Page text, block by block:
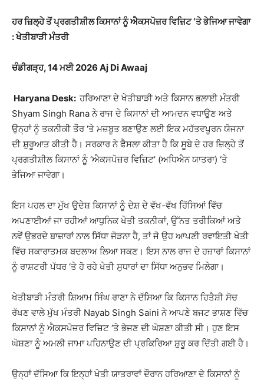
ਹਰ ਜ਼ਿਲ੍ਹੇ ਤੋਂ ਪ੍ਰਗਤੀਸ਼ੀਲ ਕਿਸਾਨਾਂ ਨੂੰ ਐਕਸਪੋਜ਼ਰ ਵਿਜ਼ਿਟ ‘ਤੇ ਭੇਜਿਆ ਜਾਵੇਗਾ
: ਖੇਤੀਬਾੜੀ ਮੰਤਰੀ
ਚੰਡੀਗੜ੍ਹ, 14 ਮਈ 2026 Aj Di Awaaj
Haryana Desk: ਹਰਿਆਣਾ ਦੇ ਖੇਤੀਬਾੜੀ ਅਤੇ ਕਿਸਾਨ ਭਲਾਈ ਮੰਤਰੀ
Shyam Singh Ranaਨੇ ਰਾਜ ਦੇ ਕਿਸਾਨਾਂ ਦੀ ਆਮਦਨ ਵਧਾਉਣ ਅਤੇ
ਉਨ੍ਹਾਂ ਨੂੰ ਤਕਨੀਕੀ ਤੌਰ ‘ਤੇ ਮਜ਼ਬੂਤ ਬਣਾਉਣ ਲਈ ਇਕ ਮਹੱਤਵਪੂਰਨ ਯੋਜਨਾ
ਦੀ ਸ਼ੁਰੂਆਤ ਕੀਤੀ ਹੈ। ਸਰਕਾਰ ਨੇ ਫੈਸਲਾ ਕੀਤਾ ਹੈ ਕਿ ਸੂਬੇ ਦੇ ਹਰ ਜ਼ਿਲ੍ਹੇ ਤੋਂ
ਪ੍ਰਗਤੀਸ਼ੀਲ ਕਿਸਾਨਾਂ ਨੂੰ ‘ਐਕਸਪੋਜ਼ਰ ਵਿਜ਼ਿਟ’ (ਅਧਿਐਨ ਯਾਤਰਾ) ‘ਤੇ
ਭੇਜਿਆ ਜਾਵੇਗਾ।
ਇਸ ਪਹਲ ਦਾ ਮੁੱਖ ਉਦੇਸ਼ ਕਿਸਾਨਾਂ ਨੂੰ ਦੇਸ਼ ਦੇ ਵੱਖ-ਵੱਖ ਹਿੱਸਿਆਂ ਵਿੱਚ
ਅਪਣਾਈਆਂ ਜਾ ਰਹੀਆਂ ਆਧੁਨਿਕ ਖੇਤੀ ਤਕਨੀਕਾਂ, ਉੱਨਤ ਤਰੀਕਿਆਂ ਅਤੇ
ਨਵੇਂ ਉਭਰਦੇ ਬਾਜ਼ਾਰਾਂ ਨਾਲ ਸਿੱਧਾ ਜੋੜਨਾ ਹੈ, ਤਾਂ ਜੋ ਉਹ ਆਪਣੀ ਰਵਾਇਤੀ ਖੇਤੀ
ਵਿੱਚ ਸਕਾਰਾਤਮਕ ਬਦਲਾਅ ਲਿਆ ਸਕਣ। ਇਸ ਨਾਲ ਰਾਜ ਦੇ ਹਜ਼ਾਰਾਂ ਕਿਸਾਨਾਂ
ਨੂੰ ਰਾਸ਼ਟਰੀ ਪੱਧਰ ‘ਤੇ ਹੋ ਰਹੇ ਖੇਤੀ ਸੁਧਾਰਾਂ ਦਾ ਸਿੱਧਾ ਅਨੁਭਵ ਮਿਲੇਗਾ।
ਖੇਤੀਬਾੜੀ ਮੰਤਰੀ ਸ਼ਿਆਮ ਸਿੰਘ ਰਾਣਾ ਨੇ ਦੱਸਿਆ ਕਿ ਕਿਸਾਨ ਹਿਤੈਸ਼ੀ ਸੋਚ
ਰੱਖਣ ਵਾਲੇ ਮੁੱਖ ਮੰਤਰੀ Nayab Singh Saini ਨੇ ਆਪਣੇ ਬਜਟ ਭਾਸ਼ਣ ਵਿੱਚ
ਕਿਸਾਨਾਂ ਨੂੰ ਐਕਸਪੋਜ਼ਰ ਵਿਜ਼ਿਟ ‘ਤੇ ਭੇਜਣ ਦੀ ਘੋਸ਼ਣਾ ਕੀਤੀ ਸੀ। ਹੁਣ ਇਸ
ਘੋਸ਼ਣਾ ਨੂੰ ਅਮਲੀ ਜਾਮਾ ਪਹਿਨਾਉਣ ਦੀ ਪ੍ਰਕਿਰਿਆ ਸ਼ੁਰੂ ਕਰ ਦਿੱਤੀ ਗਈ ਹੈ।
ਉਨ੍ਹਾਂ ਦੱਸਿਆ ਕਿ ਇਨ੍ਹਾਂ ਖੇਤੀ ਯਾਤਰਾਵਾਂ ਦੌਰਾਨ ਹਰਿਆਣਾ ਦੇ ਕਿਸਾਨਾਂ ਨੂੰ